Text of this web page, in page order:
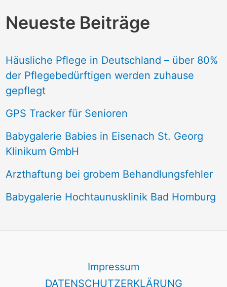
Neueste Beiträge
Häusliche Pflege in Deutschland – über 80%
der Pflegebedürftigen werden zuhause
gepflegt
GPS Tracker für Senioren
Babygalerie Babies in Eisenach St. Georg
Klinikum GmbH
Arzthaftung bei grobem Behandlungsfehler
Babygalerie Hochtaunusklinik Bad Homburg
Impressum
DATENSCHUTZERKLÄRUNG